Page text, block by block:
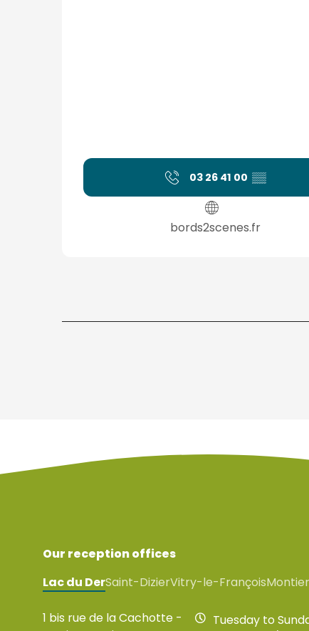
03 26 41 00 ▒▒
bords2scenes.fr
Our reception offices
Lac du DerSaint-DizierVitry-le-François
1 bis rue de la Cachotte -
Tuesday to